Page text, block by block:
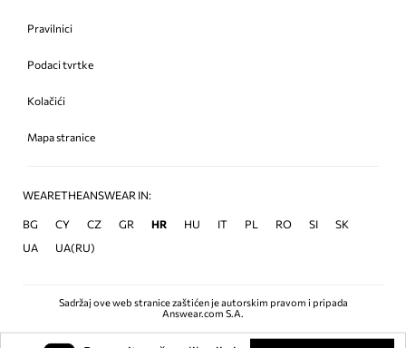
Pravilnici
Podaci tvrtke
Kolačići
Mapa stranice
WEARETHEANSWEAR IN:
BG CY CZ GR HR HU IT PL RO SI
SK
UA
UA(RU)
Sadržaj ove web stranice zaštićen je autorskim pravom i pripada
Answear.com S.A.